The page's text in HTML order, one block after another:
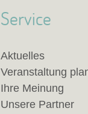
Service
Aktuelles
Veranstaltung
Ihre Meinung
Unsere Partner